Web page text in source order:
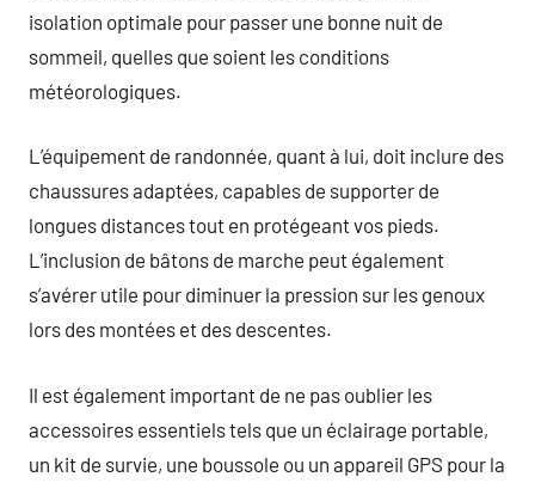
isolation optimale pour passer une bonne nuit de
sommeil, quelles que soient les conditions
météorologiques.
L’équipement de randonnée, quant à lui, doit inclure des
chaussures adaptées, capables de supporter de
longues distances tout en protégeant vos pieds.
L’inclusion de bâtons de marche peut également
s’avérer utile pour diminuer la pression sur les genoux
lors des montées et des descentes.
Il est également important de ne pas oublier les
accessoires essentiels tels que un éclairage portable,
un kit de survie, une boussole ou un appareil GPS pour la